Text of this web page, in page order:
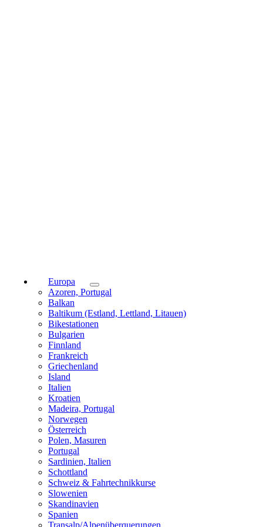
Europa
Azoren, Portugal
Balkan
Baltikum (Estland, Lettland, Litauen)
Bikestationen
Bulgarien
Finnland
Frankreich
Griechenland
Island
Italien
Kroatien
Madeira, Portugal
Norwegen
Österreich
Polen, Masuren
Portugal
Sardinien, Italien
Schottland
Schweiz & Fahrtechnikkurse
Slowenien
Skandinavien
Spanien